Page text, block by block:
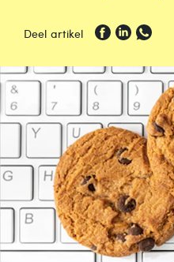
Deel artikel